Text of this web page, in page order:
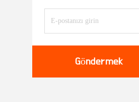
Göndermek